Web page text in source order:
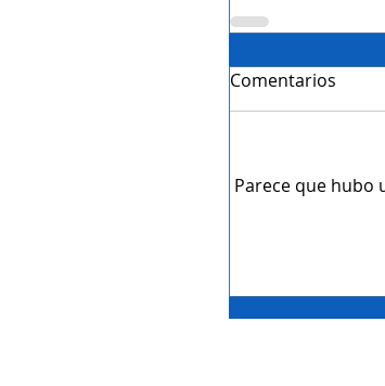
Comentarios
Parece que hubo